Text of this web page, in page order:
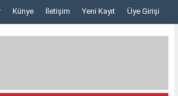
Lazerden Korktuğunuz İçin Gözlüğe Mahkûm Olma..
Künye İletişim Yeni Kayıt Üye Girişi